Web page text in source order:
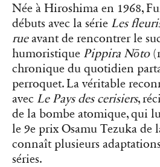
Née à Hiroshima en 1968,
débuts avec la série Les
rueavant de rencontrer le
humoristique Pippira Nōto
chronique du quotidien
perroquet. La véritable
avec Le Pays des cerisiers,
de la bombe atomique, qui
le 9e prix Osamu Tezuka de
connaît plusieurs
séries.